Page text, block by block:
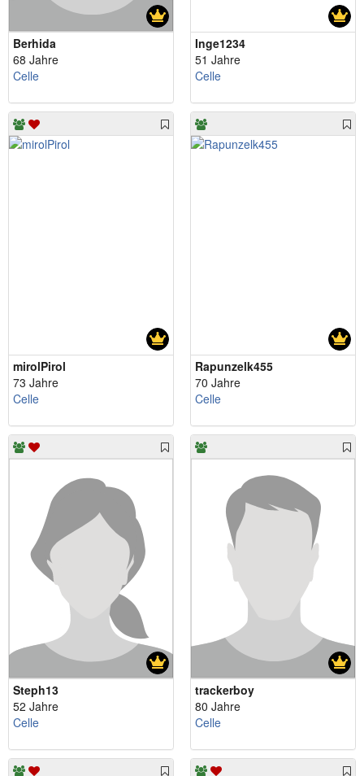
Berhida
68 Jahre
Celle
Inge1234
51 Jahre
Celle
mirolPirol
73 Jahre
Celle
Rapunzelk455
70 Jahre
Celle
Steph13
52 Jahre
Celle
trackerboy
80 Jahre
Celle